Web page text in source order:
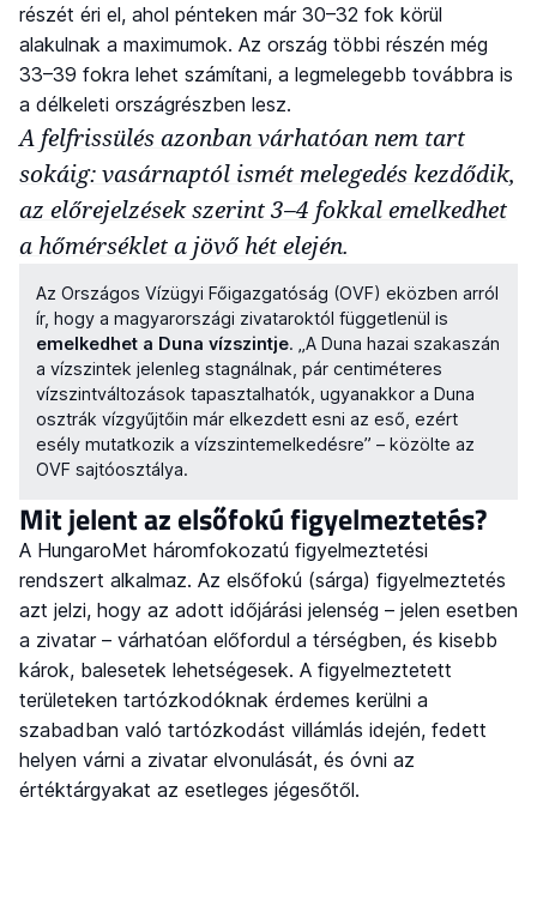
részét éri el, ahol pénteken már 30–32 fok körül
alakulnak a maximumok. Az ország többi részén még
33–39 fokra lehet számítani, a legmelegebb továbbra is
a délkeleti országrészben lesz.
A felfrissülés azonban várhatóan nem tart
sokáig: vasárnaptól ismét melegedés kezdődik,
az előrejelzések szerint 3–4 fokkal emelkedhet
a hőmérséklet a jövő hét elején.
Az Országos Vízügyi Főigazgatóság (OVF) eközben arról
ír, hogy a magyarországi zivataroktól függetlenül is
emelkedhet a Duna vízszintje. „A Duna hazai szakaszán
a vízszintek jelenleg stagnálnak, pár centiméteres
vízszintváltozások tapasztalhatók, ugyanakkor a Duna
osztrák vízgyűjtőin már elkezdett esni az eső, ezért
esély mutatkozik a vízszintemelkedésre” – közölte az
OVF sajtóosztálya.
Mit jelent az elsőfokú figyelmeztetés?
A HungaroMet háromfokozatú figyelmeztetési
rendszert alkalmaz. Az elsőfokú (sárga) figyelmeztetés
azt jelzi, hogy az adott időjárási jelenség – jelen esetben
a zivatar – várhatóan előfordul a térségben, és kisebb
károk, balesetek lehetségesek. A figyelmeztetett
területeken tartózkodóknak érdemes kerülni a
szabadban való tartózkodást villámlás idején, fedett
helyen várni a zivatar elvonulását, és óvni az
értéktárgyakat az esetleges jégesőtől.